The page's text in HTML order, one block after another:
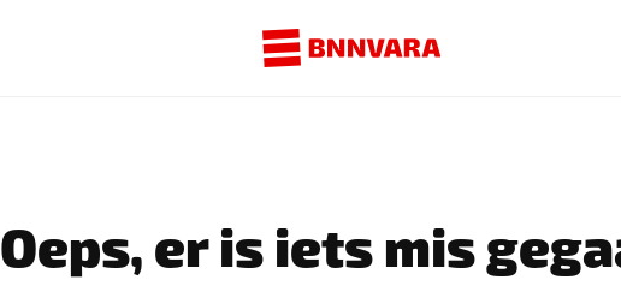
Oeps, er is iets mis